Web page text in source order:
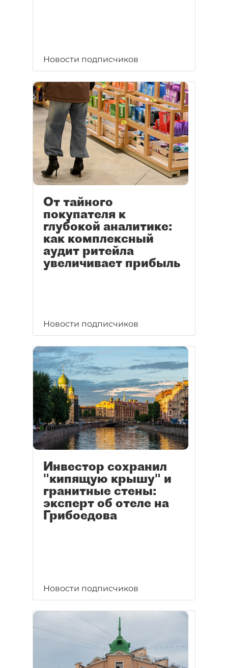
Новости подписчиков
От тайного
покупателя к
глубокой аналитике:
как комплексный
аудит ритейла
увеличивает прибыль
Новости подписчиков
Инвестор сохранил
"кипящую крышу" и
гранитные стены:
эксперт об отеле на
Грибоедова
Новости подписчиков